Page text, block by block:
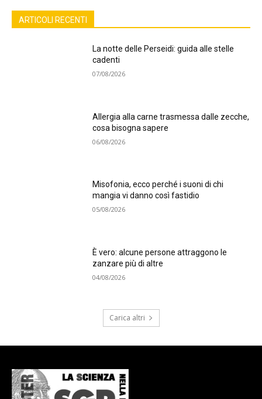
ARTICOLI RECENTI
La notte delle Perseidi: guida alle stelle
cadenti
07/08/2026
Allergia alla carne trasmessa dalle zecche,
cosa bisogna sapere
06/08/2026
Misofonia, ecco perché i suoni di chi
mangia vi danno così fastidio
05/08/2026
È vero: alcune persone attraggono le
zanzare più di altre
04/08/2026
Carica altri